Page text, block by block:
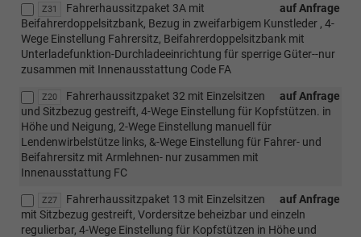
Z31 auf Anfrage
Fahrerhaussitzpaket 3A mit
Beifahrerdoppelsitzbank, Bezug in zweifarbigem Kunstleder , 4-
Wege Einstellung Fahrersitz, Beifahrerdoppelsitzbank mit
Unterladefunktion-Durchladeeinrichtung für sperrige Güter--nur
zusammen mit Innenausstattung Code FA
Z20 auf Anfrage
Fahrerhaussitzpaket 32 mit Einzelsitzen
und Sitzbezug gestreift, 4-Wege Einstellung für Kopfstützen. in
Höhe und Neigung, 2-Wege Einstellung manuell für
Lendenwirbelstütze links, &-Wege Einstellung für Fahrer- und
Beifahrersitz mit Armlehnen- nur zusammen mit
Innenausstattung FC
Z27 auf Anfrage
Fahrerhaussitzpaket 13 mit Einzelsitzen
mit Sitzbezug gestreift, Vordersitze beheizbar und einzeln
regulierbar, 4-Wege Einstellung für Kopfstützen in Höhe und